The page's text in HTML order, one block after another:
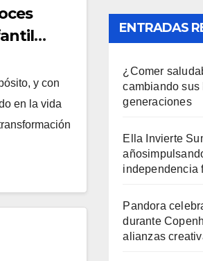
de
y con
en la vida
ENTRADAS
¿Comer
cambiando
generaciones
Ella Invierte
independencia
Pandora
durante
alianzas